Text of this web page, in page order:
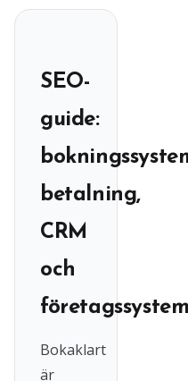
SEO-
guide:
betalning,
CRM
och
företagssystem
Bokaklart
är